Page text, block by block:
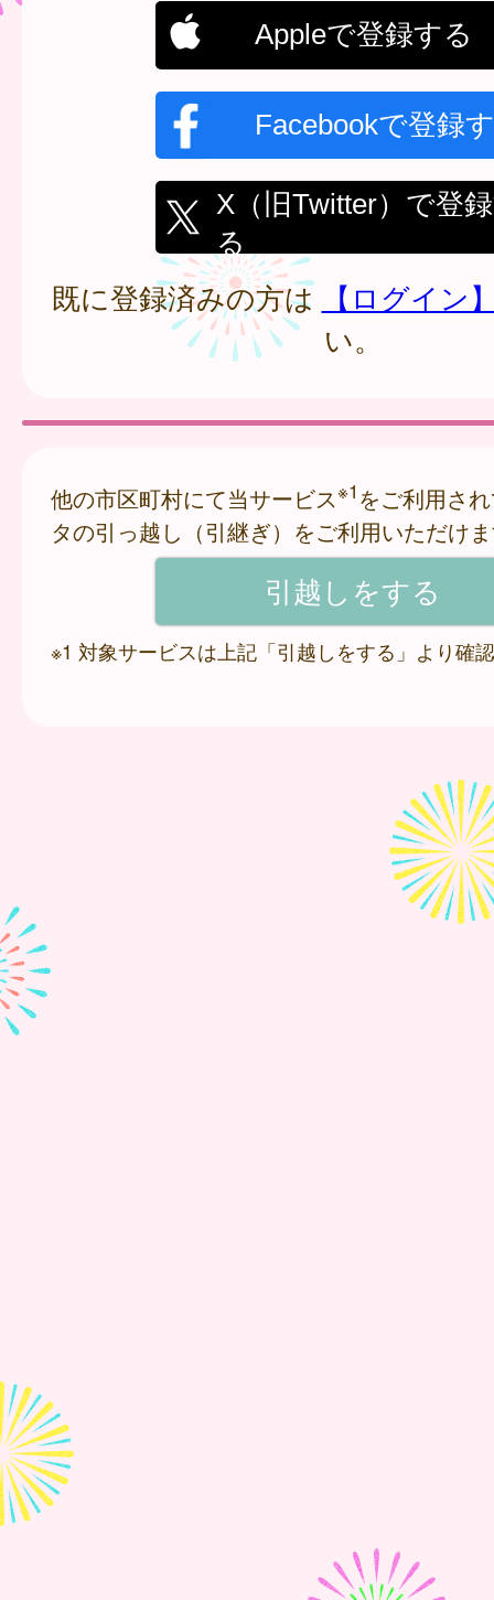
Appleで登録する
Facebookで登録
X（旧Twitter）で登
る
既に登録済みの方は
【ログイン
い。
他の市区町村にて当サービス※1 をご利用さ
タの引っ越し（引継ぎ）をご利用いただけ
※1 対象サービスは上記「引越しをする」より確